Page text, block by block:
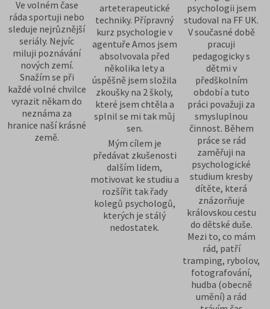
Ve volném čase
ráda sportuji nebo
sleduje nejrůznější
seriály. Nejvíc
miluji poznávání
nových zemí.
Snažím se při
každé volné chvilce
vyrazit někam do
neznáma za
hranice naší krásné
země.
arteterapeutické
techniky. Přípravný
kurz psychologie v
agentuře Amos jsem
absolvovala před
několika lety a
úspěšně jsem složila
zkoušky na 2 školy,
které jsem chtěla a
splnil se mi tak můj
sen.
Mým cílem je
předávat zkušenosti
dalším lidem,
motivovat ke studiu a
rozšířit tak řady
kolegů psychologů,
kterých je stálý
nedostatek.
psychologii jsem
studoval na FF UK.
V současné době
pracuji
pedagogicky s
dětmi v
předškolním
období a tuto
práci považuji za
smysluplnou
činnost. Během
práce se rád
zaměřuji na
psychologické
studium kresby
dítěte, která
znázorňuje
královskou cestu
do dětské duše.
Mezi to, co mám
rád, patří
tramping, rybolov,
fotografování,
hudba (obecně
umění) a rád